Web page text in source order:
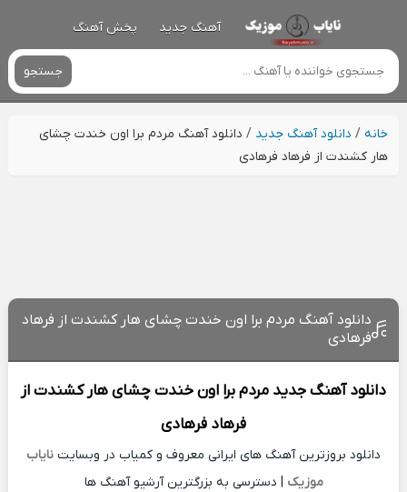
آهنگ جدید پخش آهنگ
جستجو
خانه/ دانلود آهنگ جدید / دانلود آهنگ مردم برا اون خندت چشای
هار کشندت از فرهاد فرهادی
دانلود آهنگ مردم برا اون خندت چشای هار کشندت از فرهاد
فرهادی
دانلود آهنگ جدید مردم برا اون خندت چشای هار کشندت از
فرهاد فرهادی
دانلود بروزترین آهنگ های ایرانی معروف و کمیاب در وبسایت نایاب
موزیک | دسترسی به بزرگترین آرشیو آهنگ ها